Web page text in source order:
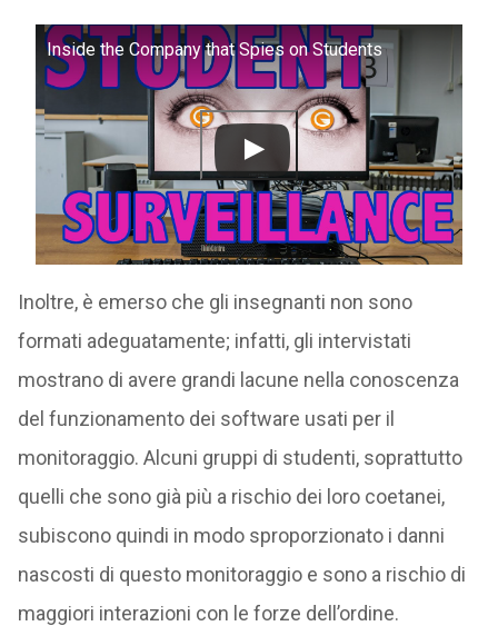
Inside the Company that Spies on Students
Inoltre, è emerso che gli insegnanti non sono
formati adeguatamente; infatti, gli intervistati
mostrano di avere grandi lacune nella conoscenza
del funzionamento dei software usati per il
monitoraggio. Alcuni gruppi di studenti, soprattutto
quelli che sono già più a rischio dei loro coetanei,
subiscono quindi in modo sproporzionato i danni
nascosti di questo monitoraggio e sono a rischio di
maggiori interazioni con le forze dell’ordine.